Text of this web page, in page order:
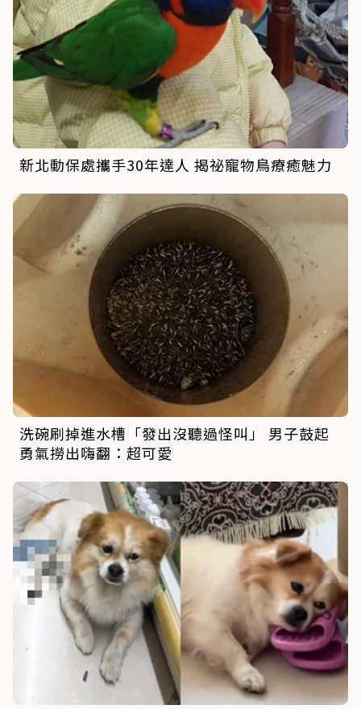
新北動保處攜手30年達人 揭祕寵物鳥療癒魅力
洗碗刷掉進水槽「發出沒聽過怪叫」 男子鼓起
勇氣撈出嗨翻：超可愛